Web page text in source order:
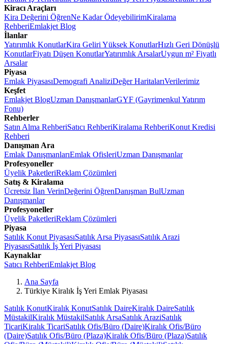
Kiracı Araçları
Kira Değerini ÖğrenNe Kadar ÖdeyebilirimKiralama
RehberiEmlakjet Blog
İlanlar
Yatırımlık KonutlarKira Geliri Yüksek KonutlarHızlı Geri Dönüşlü
KonutlarFiyatı Düşen KonutlarYatırımlık ArsalarUygun m² Fiyatlı
Arsalar
Piyasa
Emlak PiyasasıDemografi AnaliziDeğer HaritalarıVerilerimiz
Keşfet
Emlakjet BlogUzman DanışmanlarGYF (Gayrimenkul Yatırım
Fonu)
Rehberler
Satın Alma RehberiSatıcı RehberiKiralama RehberiKonut Kredisi
Rehberi
Danışman Ara
Emlak DanışmanlarıEmlak OfisleriUzman Danışmanlar
Profesyoneller
Üyelik PaketleriReklam Çözümleri
Satış & Kiralama
Ücretsiz İlan VerinDeğerini ÖğrenDanışman BulUzman
Danışmanlar
Profesyoneller
Üyelik PaketleriReklam Çözümleri
Piyasa
Satılık Konut PiyasasıSatılık Arsa PiyasasıSatılık Arazi
PiyasasıSatılık İş Yeri Piyasası
Kaynaklar
Satıcı RehberiEmlakjet Blog
Ana Sayfa
Türkiye Kiralık İş Yeri Emlak Piyasası
Satılık KonutKiralık KonutSatılık DaireKiralık DaireSatılık
MüstakilKiralık MüstakilSatılık ArsaSatılık AraziSatılık
TicariKiralık TicariSatılık Ofis/Büro (Daire)Kiralık Ofis/Büro
(Daire)Satılık Ofis/Büro (Plaza)Kiralık Ofis/Büro (Plaza)Satılık